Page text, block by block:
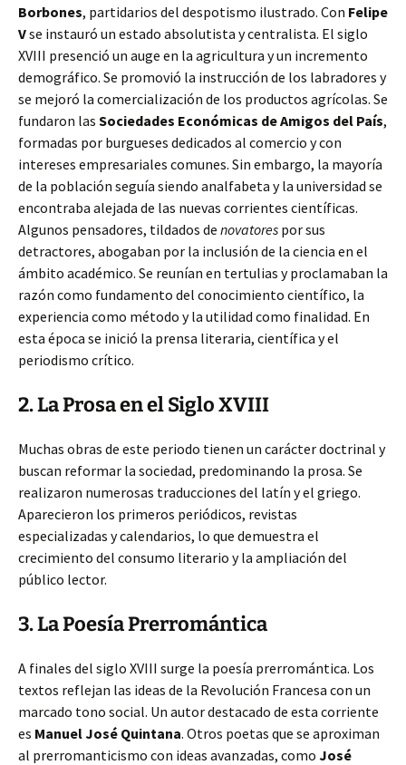
Borbones, partidarios del despotismo ilustrado. Con Felipe
Vse instauró un estado absolutista y centralista. El siglo
XVIII presenció un auge en la agricultura y un incremento
demográfico. Se promovió la instrucción de los labradores y
se mejoró la comercialización de los productos agrícolas. Se
fundaron las Sociedades Económicas de Amigos del País,
formadas por burgueses dedicados al comercio y con
intereses empresariales comunes. Sin embargo, la mayoría
de la población seguía siendo analfabeta y la universidad se
encontraba alejada de las nuevas corrientes científicas.
Algunos pensadores, tildados de novatores por sus
detractores, abogaban por la inclusión de la ciencia en el
ámbito académico. Se reunían en tertulias y proclamaban la
razón como fundamento del conocimiento científico, la
experiencia como método y la utilidad como finalidad. En
esta época se inició la prensa literaria, científica y el
periodismo crítico.
2. La Prosa en el Siglo XVIII
Muchas obras de este periodo tienen un carácter doctrinal y
buscan reformar la sociedad, predominando la prosa. Se
realizaron numerosas traducciones del latín y el griego.
Aparecieron los primeros periódicos, revistas
especializadas y calendarios, lo que demuestra el
crecimiento del consumo literario y la ampliación del
público lector.
3. La Poesía Prerromántica
A finales del siglo XVIII surge la poesía prerromántica. Los
textos reflejan las ideas de la Revolución Francesa con un
marcado tono social. Un autor destacado de esta corriente
es Manuel José Quintana. Otros poetas que se aproximan
al prerromanticismo con ideas avanzadas, como José